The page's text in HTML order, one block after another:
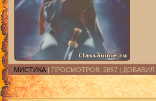
МИСТИКА | ПРОСМОТРОВ: 2857 | ДОБАВИЛ: